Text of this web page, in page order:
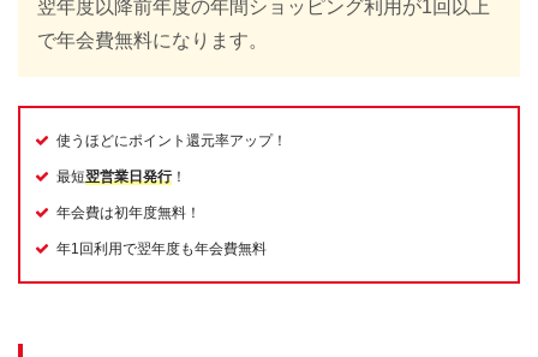
翌年度以降前年度の年間ショッピング利用が1回以上
で年会費無料になります。
使うほどにポイント還元率アップ！
最短翌営業日発行！
年会費は初年度無料！
年1回利用で翌年度も年会費無料